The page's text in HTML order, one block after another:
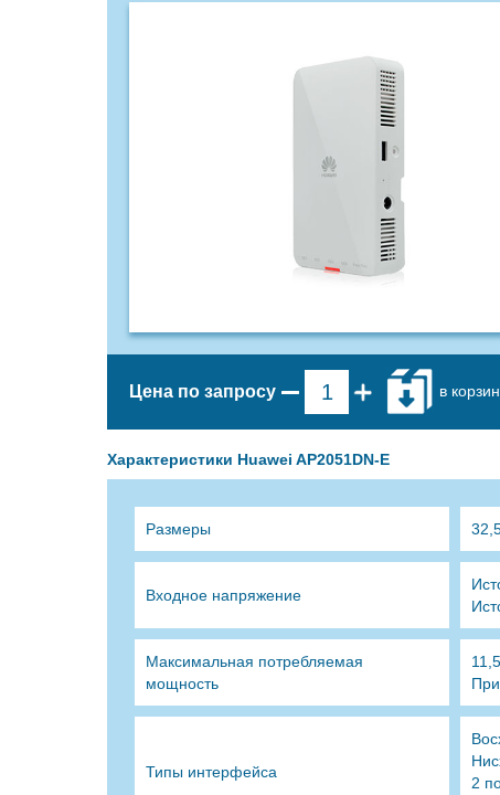
Цена по запросу в
Характеристики Huawei AP2051DN-E
Размеры
Входное напряжение
Максимальная потребляемая
мощность
Типы интерфейса
2